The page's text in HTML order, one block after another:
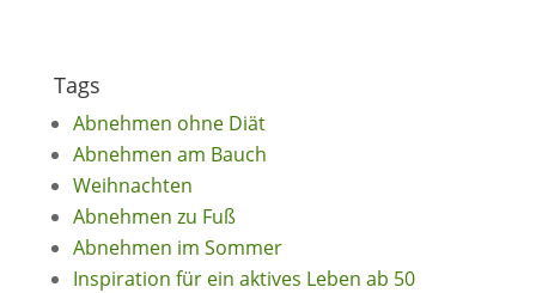
Tags
Abnehmen ohne Diät
Abnehmen am Bauch
Weihnachten
Abnehmen zu Fuß
Abnehmen im Sommer
Inspiration für ein aktives Leben ab 50